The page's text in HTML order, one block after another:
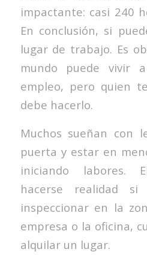
impactante: casi 240
En conclusión, si
lugar de trabajo. Es
mundo puede vivir
empleo, pero quien
debe hacerlo.
Muchos sueñan con
puerta y estar en
iniciando labores.
hacerse realidad
inspeccionar en la
empresa o la oficina,
alquilar un lugar.